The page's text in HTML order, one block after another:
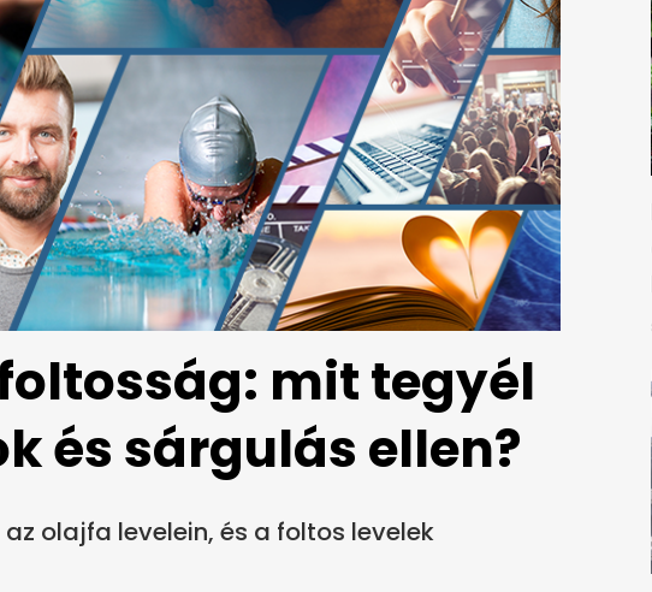
mit tegyél
és sárgulás ellen?
olajfa levelein, és a foltos levelek